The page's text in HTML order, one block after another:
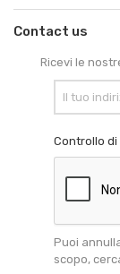
Contact us
Ricevi le
Controllo di
Puoi
scopo,